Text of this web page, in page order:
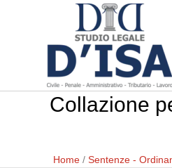
Collazione
Home / Sentenze -